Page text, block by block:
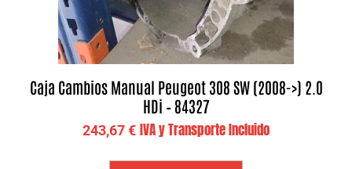
Caja Cambios Manual Peugeot 308 SW (2008->) 2.0
HDi – 84327
243,67€ IVA y Transporte Incluido